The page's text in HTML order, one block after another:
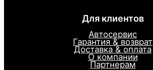
Для клиентов
Автосервис
Гарантия & возврат
Доставка & оплата
О компании
Партнерам